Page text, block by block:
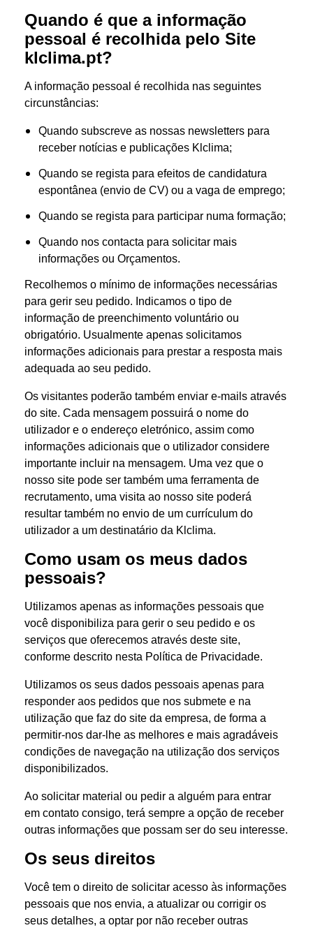
Quando é que a informação
pessoal é recolhida pelo Site
klclima.pt?
A informação pessoal é recolhida nas seguintes
circunstâncias:
Quando subscreve as nossas newsletters para
receber notícias e publicações Klclima;
Quando se regista para efeitos de candidatura
espontânea (envio de CV) ou a vaga de emprego;
Quando se regista para participar numa formação;
Quando nos contacta para solicitar mais
informações ou Orçamentos.
Recolhemos o mínimo de informações necessárias
para gerir seu pedido. Indicamos o tipo de
informação de preenchimento voluntário ou
obrigatório. Usualmente apenas solicitamos
informações adicionais para prestar a resposta mais
adequada ao seu pedido.
Os visitantes poderão também enviar e-mails através
do site. Cada mensagem possuirá o nome do
utilizador e o endereço eletrónico, assim como
informações adicionais que o utilizador considere
importante incluir na mensagem. Uma vez que o
nosso site pode ser também uma ferramenta de
recrutamento, uma visita ao nosso site poderá
resultar também no envio de um currículum do
utilizador a um destinatário da Klclima.
Como usam os meus dados
pessoais?
Utilizamos apenas as informações pessoais que
você disponibiliza para gerir o seu pedido e os
serviços que oferecemos através deste site,
conforme descrito nesta Política de Privacidade.
Utilizamos os seus dados pessoais apenas para
responder aos pedidos que nos submete e na
utilização que faz do site da empresa, de forma a
permitir-nos dar-lhe as melhores e mais agradáveis
condições de navegação na utilização dos serviços
disponibilizados.
Ao solicitar material ou pedir a alguém para entrar
em contato consigo, terá sempre a opção de receber
outras informações que possam ser do seu interesse.
Os seus direitos
Você tem o direito de solicitar acesso às informações
pessoais que nos envia, a atualizar ou corrigir os
seus detalhes, a optar por não receber outras